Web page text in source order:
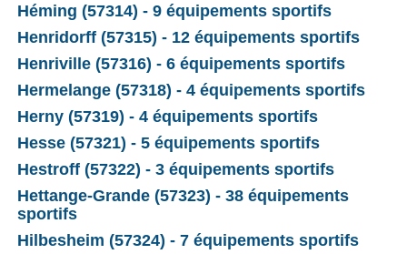
Héming (57314) - 9 équipements sportifs
Henridorff (57315) - 12 équipements sportifs
Henriville (57316) - 6 équipements sportifs
Hermelange (57318) - 4 équipements sportifs
Herny (57319) - 4 équipements sportifs
Hesse (57321) - 5 équipements sportifs
Hestroff (57322) - 3 équipements sportifs
Hettange-Grande (57323) - 38 équipements
sportifs
Hilbesheim (57324) - 7 équipements sportifs